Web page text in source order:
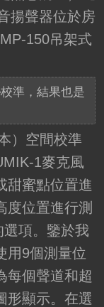
揚聲器位於房
150吊架式
準，結果也是
）空間校準
1麥克風
甜蜜點位置進
度位置進行測
項。鑒於我
用9個測量位
每個聲道和超
形顯示。在選